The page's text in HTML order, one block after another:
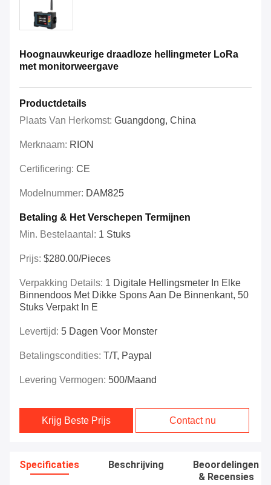
Hoognauwkeurige draadloze hellingmeter LoRa
met monitorweergave
Productdetails
Plaats Van Herkomst: Guangdong, China
Merknaam: RION
Certificering: CE
Modelnummer: DAM825
Betaling & Het Verschepen Termijnen
Min. Bestelaantal: 1 Stuks
Prijs: $280.00/Pieces
Verpakking Details: 1 Digitale Hellingsmeter In Elke
Binnendoos Met Dikke Spons Aan De Binnenkant, 50
Stuks Verpakt In E
Levertijd: 5 Dagen Voor Monster
Betalingscondities: T/T, Paypal
Levering Vermogen: 500/maand
Krijg Beste Prijs Contact nu
Specificaties Beschrijving
Beoordelingen
& Recensies